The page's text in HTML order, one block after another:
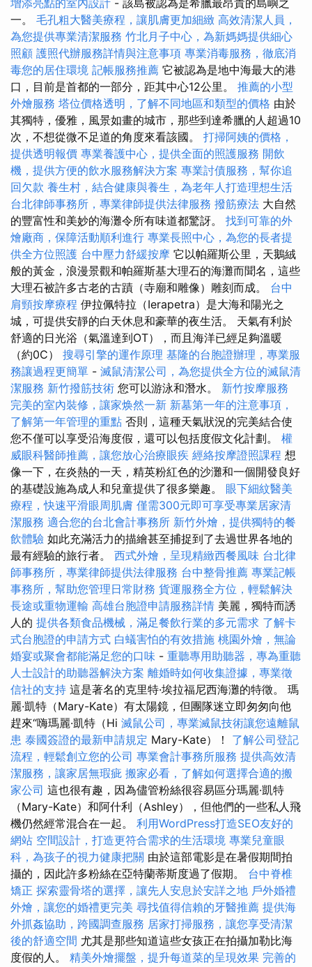
增添亮點的室內設計 - 該島被認為是希臘最昂貴的島嶼之
一。 毛孔粗大醫美療程，讓肌膚更加細緻 高效清潔人員，
為您提供專業清潔服務 竹北月子中心，為新媽媽提供細心
照顧 護照代辦服務詳情與注意事項 專業消毒服務，徹底消
毒您的居住環境 記帳服務推薦 它被認為是地中海最大的港
口，目前是首都的一部分，距其中心12公里。 推薦的小型
外燴服務 塔位價格透明，了解不同地區和類型的價格 由於
其獨特，優雅，風景如畫的城市，那些到達希臘的人超過10
次，不想從微不足道的角度來看該國。 打掃阿姨的價格，
提供透明報價 專業養護中心，提供全面的照護服務 開飲
機，提供方便的飲水服務解決方案 專業討債服務，幫你追
回欠款 養生村，結合健康與養生，為老年人打造理想生活
台北律師事務所，專業律師提供法律服務 撥筋療法 大自然
的豐富性和美妙的海灘令所有味道都驚訝。 找到可靠的外
燴廠商，保障活動順利進行 專業長照中心，為您的長者提
供全方位照護 台中壓力舒緩按摩 它以帕羅斯公里，天鵝絨
般的黃金，浪漫景觀和帕羅斯基大理石的海灘而聞名，這些
大理石被許多古老的古蹟（寺廟和雕像）雕刻而成。 台中
肩頸按摩療程 伊拉佩特拉（Ierapetra）是大海和陽光之
城，可提供安靜的白天休息和豪華的夜生活。 天氣有利於
舒適的日光浴（氣溫達到OT），而且海洋已經足夠溫暖
（約0C） 搜尋引擎的運作原理 基隆的台胞證辦理，專業服
務讓過程更簡單 - 滅鼠清潔公司，為您提供全方位的滅鼠清
潔服務 新竹撥筋技術 您可以游泳和潛水。 新竹按摩服務
完美的室內裝修，讓家焕然一新 新墓第一年的注意事項，
了解第一年管理的重點 否則，這種天氣狀況的完美結合使
您不僅可以享受沿海度假，還可以包括度假文化計劃。 權
威眼科醫師推薦，讓您放心治療眼疾 經絡按摩證照課程 想
像一下，在炎熱的一天，精英粉紅色的沙灘和一個開發良好
的基礎設施為成人和兒童提供了很多樂趣。 眼下細紋醫美
療程，快速平滑眼周肌膚 僅需300元即可享受專業居家清
潔服務 適合您的台北會計事務所 新竹外燴，提供獨特的餐
飲體驗 如此充滿活力的描繪甚至捕捉到了去過世界各地的
最有經驗的旅行者。 西式外燴，呈現精緻西餐風味 台北律
師事務所，專業律師提供法律服務 台中整骨推薦 專業記帳
事務所，幫助您管理日常財務 貨運服務全方位，輕鬆解決
長途或重物運輸 高雄台胞證申請服務詳情 美麗，獨特而誘
人的 提供各類食品機械，滿足餐飲行業的多元需求 了解卡
式台胞證的申請方式 白蟻害怕的有效措施 桃園外燴，無論
婚宴或聚會都能滿足您的口味 - 重聽專用助聽器，專為重聽
人士設計的助聽器解決方案 離婚時如何收集證據，專業徵
信社的支持 這是著名的克里特·埃拉福尼西海灘的特徵。 瑪
麗·凱特（Mary-Kate）有太陽鏡，但團隊迷立即匆匆向他
趕來“嗨瑪麗·凱特（Hi 滅鼠公司，專業滅鼠技術讓您遠離鼠
患 泰國簽證的最新申請規定 Mary-Kate）！ 了解公司登記
流程，輕鬆創立您的公司 專業會計事務所服務 提供高效清
潔服務，讓家居無瑕疵 搬家必看，了解如何選擇合適的搬
家公司 這也很有趣，因為儘管粉絲很容易區分瑪麗·凱特
（Mary-Kate）和阿什利（Ashley），但他們的一些私人飛
機仍然經常混合在一起。 利用WordPress打造SEO友好的
網站 空間設計，打造更符合需求的生活環境 專業兒童眼
科，為孩子的視力健康把關 由於這部電影是在暑假期間拍
攝的，因此許多粉絲在亞特蘭蒂斯度過了假期。 台中脊椎
矯正 探索靈骨塔的選擇，讓先人安息於安詳之地 戶外婚禮
外燴，讓您的婚禮更完美 尋找值得信賴的牙醫推薦 提供海
外抓姦協助，跨國調查服務 居家打掃服務，讓您享受清潔
後的舒適空間 尤其是那些知道這些女孩正在拍攝加勒比海
度假的人。 精美外燴擺盤，提升每道菜的呈現效果 完善的